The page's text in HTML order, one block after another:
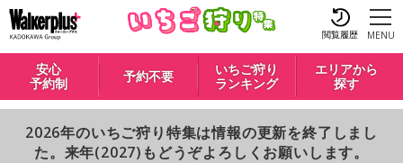
閲覧履歴 MENU
安心
予約制
予約不要
いちご狩り
ランキング
エリアから
探す
2026年のいちご狩り特集は情報の更新を終了しまし
た。来年(2027)もどうぞよろしくお願いします。